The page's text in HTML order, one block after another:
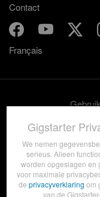
Contact
Français
©
Gigstarter
We nemen
serieus. Alleen
worden opgeslagen en
voor maximale
de privacyverklaring om
van de